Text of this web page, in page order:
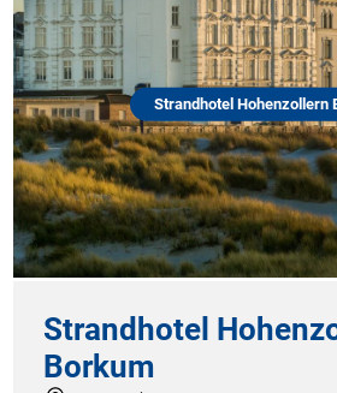
Strandhotel Hohenzollern
Strandhotel
Borkum